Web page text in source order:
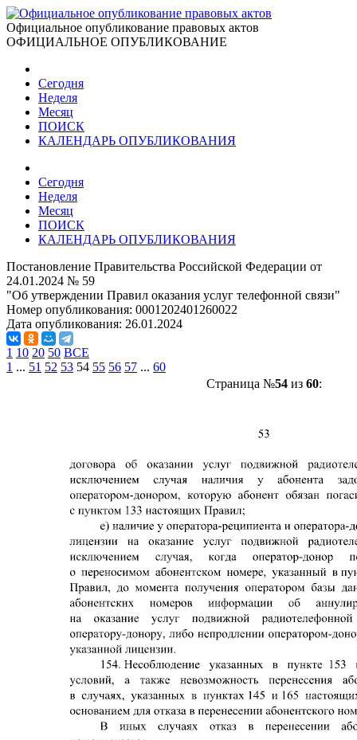
Официальное опубликование правовых актов
ОФИЦИАЛЬНОЕ ОПУБЛИКОВАНИЕ
Сегодня
Неделя
Месяц
ПОИСК
КАЛЕНДАРЬ ОПУБЛИКОВАНИЯ
Сегодня
Неделя
Месяц
ПОИСК
КАЛЕНДАРЬ ОПУБЛИКОВАНИЯ
Постановление Правительства Российской Федерации от
24.01.2024 № 59
"Об утверждении Правил оказания услуг телефонной связи"
Номер опубликования: 0001202401260022
Дата опубликования: 26.01.2024
1 10 20 50 ВСЕ
1 ... 51 52 53 54 55 56 57 ... 60
Страница №54из 60: